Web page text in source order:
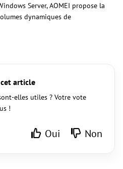
Server, AOMEI propose la
dynamiques de
article
elles utiles ? Votre vote
!
Oui Non